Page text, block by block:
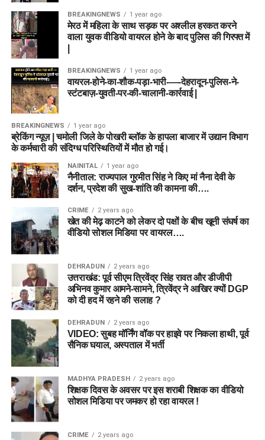
BREAKINGNEWS 1 year ago
मेरठ में महिला के साथ सड़क पर अश्लील हरकत करने
वाला युवक वीडियो वायरल होने के बाद पुलिस की गिरफ्त में
BREAKINGNEWS 1 year ago
वायरल-होने-का-शौक-पड़ा-भारी-—-देहरादून-पुलिस-ने-
स्टंटबाज़-युवती-पर-की-चालानी-कार्रवाई |
BREAKINGNEWS 1 year ago
ब्रेकिंग न्यूज़ | चमोली जिले के पोखरी ब्लॉक के हापला बाजार में उद्यान विभाग
के कर्मचारी की संदिग्ध परिस्थितियों में मौत हो गई।
NAINITAL 1 year ago
नैनीताल: राज्यपाल गुरमीत सिंह ने किए मां नैना देवी के
दर्शन, प्रदेश की सुख-शांति की कामना की….
CRIME 2 years ago
खेत की मेढ़ काटने को लेकर दो पक्षों के बीच खूनी संघर्ष का
वीडियो सोशल मिडिया पर वायरल….
DEHRADUN 2 years ago
उत्तराखंड: पूर्व सीएम त्रिवेंद्र सिंह रावत और डीजीपी
अभिनव कुमार आमने-सामने, त्रिवेंद्र ने आखिर क्यों DGP
को दी हद में रहने की सलाह ?
DEHRADUN 2 years ago
VIDEO: सुबह मॉर्निंग वॉक पर हाइवे पर निकला हाथी, पूर्व
सैनिक घयाल, अस्पताल में भर्ती
MADHYA PRADESH 2 years ago
शिक्षक दिवस के अवसर पर इस शराबी शिक्षक का वीडियो
सोशल मिडिया पर जमकर हो रहा वायरल !
CRIME 2 years ago